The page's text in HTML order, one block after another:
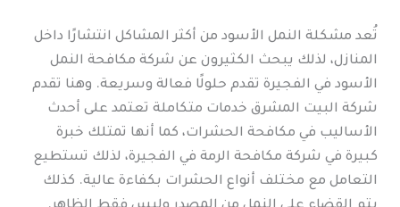
تُعد مشكلة النمل الأسود من أكثر المشاكل انتشارًا داخل
المنازل، لذلك يبحث الكثيرون عن شركة مكافحة النمل
الأسود في الفجيرة تقدم حلولًا فعالة وسريعة. وهنا تقدم
شركة البيت المشرق خدمات متكاملة تعتمد على أحدث
الأساليب في مكافحة الحشرات، كما أنها تمتلك خبرة
كبيرة في شركة مكافحة الرمة في الفجيرة، لذلك تستطيع
التعامل مع مختلف أنواع الحشرات بكفاءة عالية. كذلك